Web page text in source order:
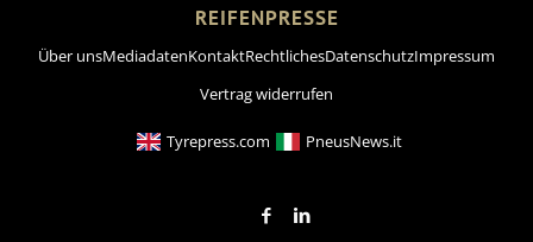
REIFENPRESSE
Über unsMediadatenKontaktRechtlichesDatenschutzImpressum
Vertrag widerrufen
Tyrepress.com PneusNews.it